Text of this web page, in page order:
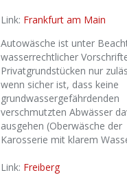
Link: Frankfurt am Main
Autowäsche ist unter
wasserrechtlicher
Privatgrundstücken nur
wenn sicher ist, dass keine
grundwassergefährdenden
verschmutzten Abwässer
ausgehen (Oberwäsche der
Karosserie mit klarem
Link: Freiberg